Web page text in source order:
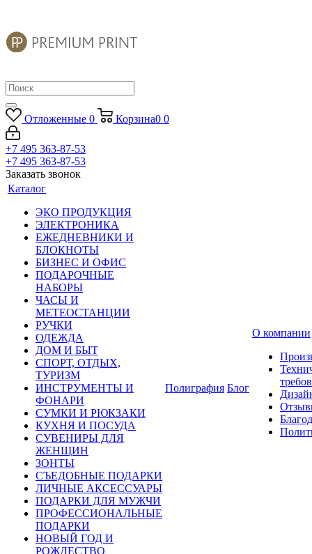
Отложенные 0 Корзина0 0
+7 495 363-87-53
+7 495 363-87-53
Заказать звонок
Каталог
ЭКО ПРОДУКЦИЯ
ЭЛЕКТРОНИКА
ЕЖЕДНЕВНИКИ И
БЛОКНОТЫ
БИЗНЕС И ОФИС
ПОДАРОЧНЫЕ
НАБОРЫ
ЧАСЫ И
МЕТЕОСТАНЦИИ
РУЧКИ
ОДЕЖДА
ДОМ И БЫТ
СПОРТ, ОТДЫХ,
ТУРИЗМ
ИНСТРУМЕНТЫ И
ФОНАРИ
СУМКИ И РЮКЗАКИ
КУХНЯ И ПОСУДА
СУВЕНИРЫ ДЛЯ
ЖЕНЩИН
ЗОНТЫ
СЪЕДОБНЫЕ ПОДАРКИ
ЛИЧНЫЕ АКСЕССУАРЫ
ПОДАРКИ ДЛЯ МУЖЧИ
ПРОФЕССИОНАЛЬНЫЕ
ПОДАРКИ
НОВЫЙ ГОД И
РОЖДЕСТВО
Полиграфия Блог
О компании